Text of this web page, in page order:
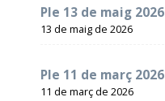
Ple 13 de maig 2026
13 de maig de 2026
Ple 11 de març 2026
11 de març de 2026